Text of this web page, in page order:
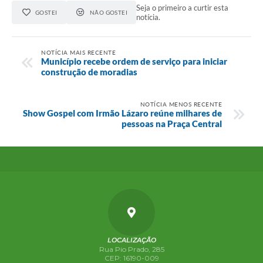
GOSTEI NÃO GOSTEI
Seja o primeiro a curtir esta
notícia.
NOTÍCIA MAIS RECENTE
Município recebe ordem de serviço para iniciar
construção de moradias
NOTÍCIA MENOS RECENTE
Show Gospel com Irmão Lázaro reúne milhares de
pessoas na Praça Central
LOCALIZAÇÃO
Rua Pio Prado, 285
CEP: 16190-009